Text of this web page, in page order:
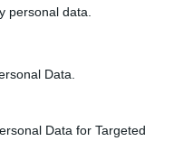
personal data.
Data.
Data for Targeted
lusso a Milano ha
2023, i prezzi delle
10% in alcune aree